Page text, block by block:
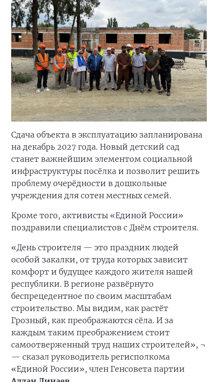
Сдача объекта в эксплуатацию запланирована
на декабрь 2027 года. Новый детский сад
станет важнейшим элементом социальной
инфраструктуры посёлка и позволит решить
проблему очерёдности в дошкольные
учреждения для сотен местных семей.
Кроме того, активисты «Единой России»
поздравили специалистов с Днём строителя.
«День строителя — это праздник людей
особой закалки, от труда которых зависит
комфорт и будущее каждого жителя нашей
республики. В регионе развёрнуто
беспрецедентное по своим масштабам
строительство. Мы видим, как растёт
Грозный, как преображаются сёла. И за
каждым таким преображением стоит
самоотверженный труд наших строителей», ¬
— сказал руководитель регисполкома
«Единой России», член Генсовета партии